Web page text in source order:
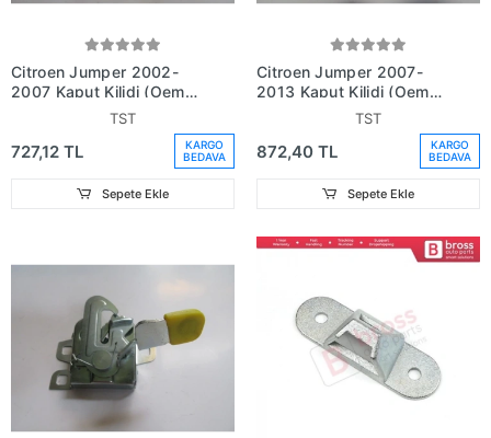
Citroen Jumper 2002-
2007 Kaput Kilidi (Oem
No: 1355407080)
TST
727,12 TL
KARGO
BEDAVA
Sepete Ekle
Citroen Jumper 2007-
2013 Kaput Kilidi (Oem
No: 1369755080)
TST
872,40 TL
KARGO
BEDAVA
Sepete Ekle